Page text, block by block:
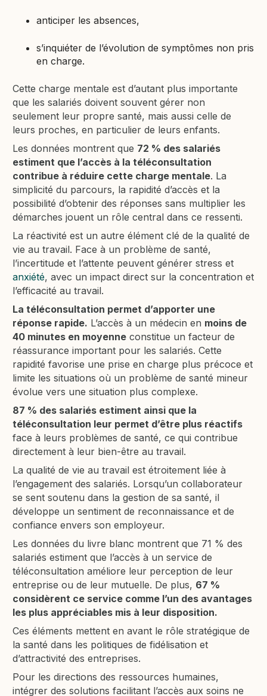
anticiper les absences,
s’inquiéter de l’évolution de symptômes non pris
en charge.
Cette charge mentale est d’autant plus importante
que les salariés doivent souvent gérer non
seulement leur propre santé, mais aussi celle de
leurs proches, en particulier de leurs enfants.
Les données montrent que 72 % des salariés
estiment que l’accès à la téléconsultation
contribue à réduire cette charge mentale. La
simplicité du parcours, la rapidité d’accès et la
possibilité d’obtenir des réponses sans multiplier les
démarches jouent un rôle central dans ce ressenti.
La réactivité est un autre élément clé de la qualité de
vie au travail. Face à un problème de santé,
l’incertitude et l’attente peuvent générer stress et
anxiété, avec un impact direct sur la concentration et
l’efficacité au travail.
La téléconsultation permet d’apporter une
réponse rapide. L’accès à un médecin en moins de
40 minutes en moyenne constitue un facteur de
réassurance important pour les salariés. Cette
rapidité favorise une prise en charge plus précoce et
limite les situations où un problème de santé mineur
évolue vers une situation plus complexe.
87 % des salariés estiment ainsi que la
téléconsultation leur permet d’être plus réactifs
face à leurs problèmes de santé, ce qui contribue
directement à leur bien-être au travail.
La qualité de vie au travail est étroitement liée à
l’engagement des salariés. Lorsqu’un collaborateur
se sent soutenu dans la gestion de sa santé, il
développe un sentiment de reconnaissance et de
confiance envers son employeur.
Les données du livre blanc montrent que 71 % des
salariés estiment que l’accès à un service de
téléconsultation améliore leur perception de leur
entreprise ou de leur mutuelle. De plus, 67 %
considèrent ce service comme l’un des avantages
les plus appréciables mis à leur disposition.
Ces éléments mettent en avant le rôle stratégique de
la santé dans les politiques de fidélisation et
d’attractivité des entreprises.
Pour les directions des ressources humaines,
intégrer des solutions facilitant l’accès aux soins ne